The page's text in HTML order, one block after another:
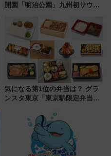
開園「明治公園」九州初サウナ
品グルメ登場で駅前の過ごし方
はどう変わる？
気になる第1位の弁当は？ グラ
ンスタ東京「東京駅限定弁当